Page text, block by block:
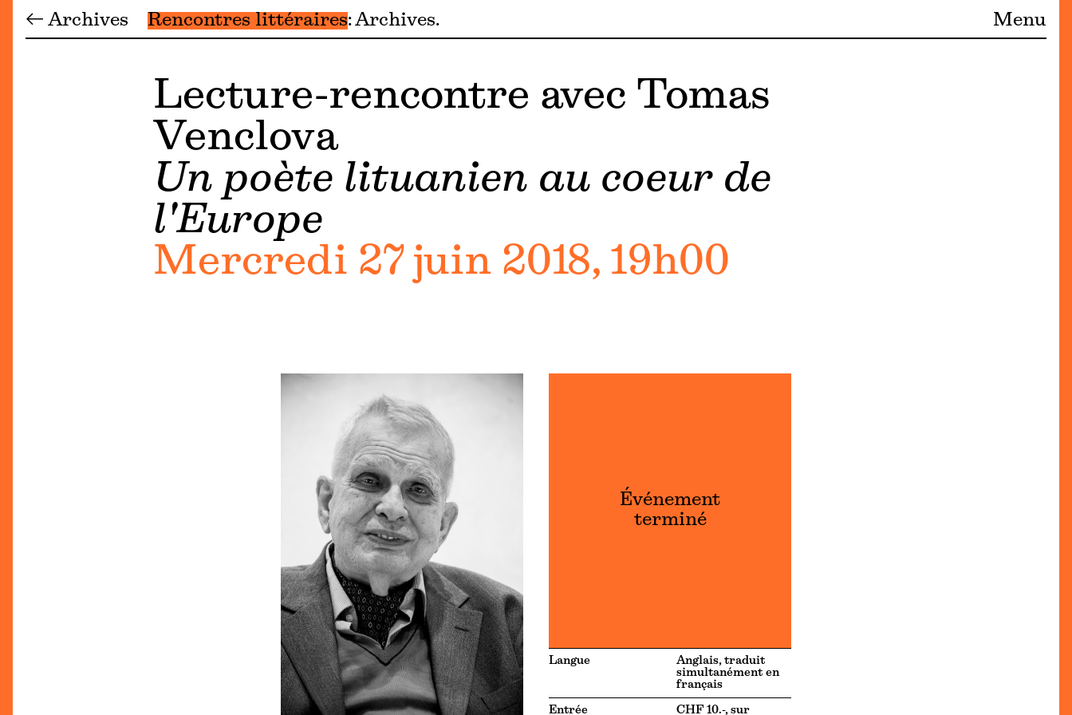
← Archives Rencontres littéraires Archives Menu
Lecture-rencontre avec Tomas
Venclova
Un poète lituanien au coeur de
l'Europe
Mercredi 27 juin 2018, 19h00
Événement
terminé
Langue
Anglais, traduit
simultanément en
français
Entrée CHF 10.-, sur